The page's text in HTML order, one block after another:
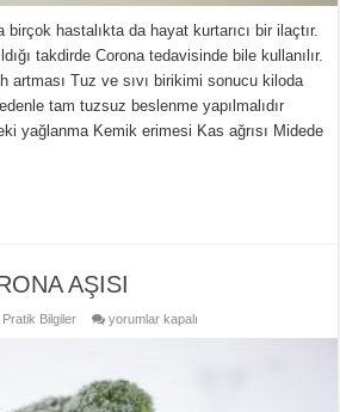
hastalıkta da hayat kurtarıcı bir ilaçtır.
takdirde Corona tedavisinde bile kullanılır.
artması Tuz ve sıvı birikimi sonucu kiloda
tam tuzsuz beslenme yapılmalıdır
yağlanma Kemik erimesi Kas ağrısı Midede
AŞISI
Pratik Bilgiler
BROKOLİ
yorumlar kapalı